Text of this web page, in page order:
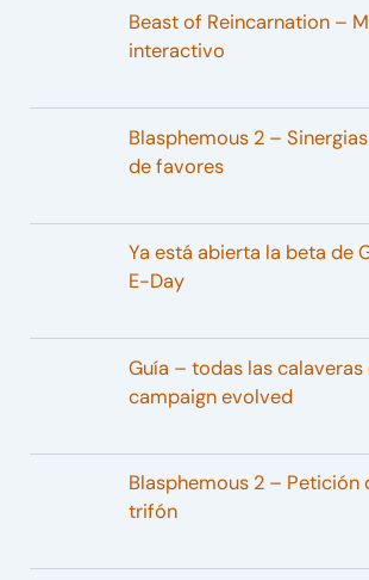
Beast of Reincarnation –
interactivo
Blasphemous 2 –
de favores
Ya está abierta la beta de
E-Day
Guía – todas las calaveras
campaign evolved
Blasphemous 2 – Petición
trifón